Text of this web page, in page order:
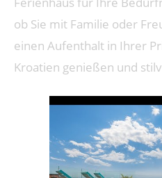
ob Sie mit Familie oder
einen Aufenthalt in Ihrer
Kroatien genießen und